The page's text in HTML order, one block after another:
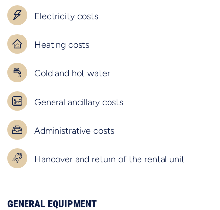
Electricity costs
Heating costs
Cold and hot water
General ancillary costs
Administrative costs
Handover and return of the rental unit
GENERAL EQUIPMENT